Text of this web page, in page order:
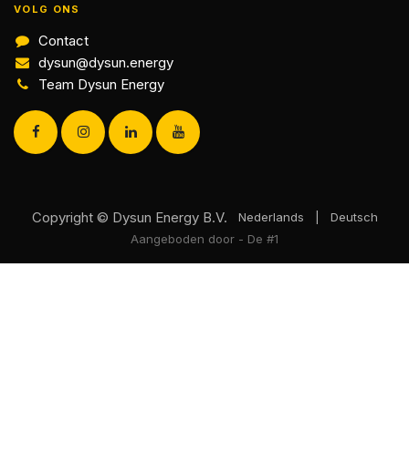
VOLG ONS
Contact
dysun@dysun.energy
Team Dysun Energy
Copyright © Dysun Energy B.V. Nederlands
Deutsch
Aangeboden door - De #1